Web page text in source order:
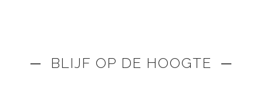
─ BLIJF OP DE HOOGTE ─